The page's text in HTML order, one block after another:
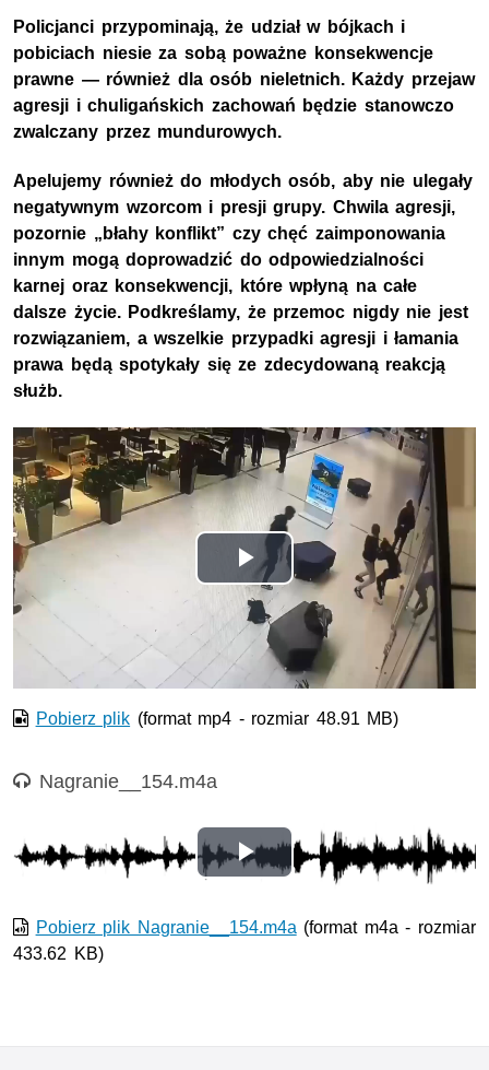
Policjanci przypominają, że udział w bójkach i
pobiciach niesie za sobą poważne konsekwencje
prawne — również dla osób nieletnich. Każdy przejaw
agresji i chuligańskich zachowań będzie stanowczo
zwalczany przez mundurowych.
Apelujemy również do młodych osób, aby nie ulegały
negatywnym wzorcom i presji grupy. Chwila agresji,
pozornie „błahy konflikt” czy chęć zaimponowania
innym mogą doprowadzić do odpowiedzialności
karnej oraz konsekwencji, które wpłyną na całe
dalsze życie. Podkreślamy, że przemoc nigdy nie jest
rozwiązaniem, a wszelkie przypadki agresji i łamania
prawa będą spotykały się ze zdecydowaną reakcją
służb.
Odtwórz
wideo
Pobierz plik (format mp4 - rozmiar 48.91 MB)
Nagranie audio
Nagranie__154.m4a
Odtwórz
wideo
Pobierz plik Nagranie__154.m4a(format m4a - rozmiar
433.62 KB)